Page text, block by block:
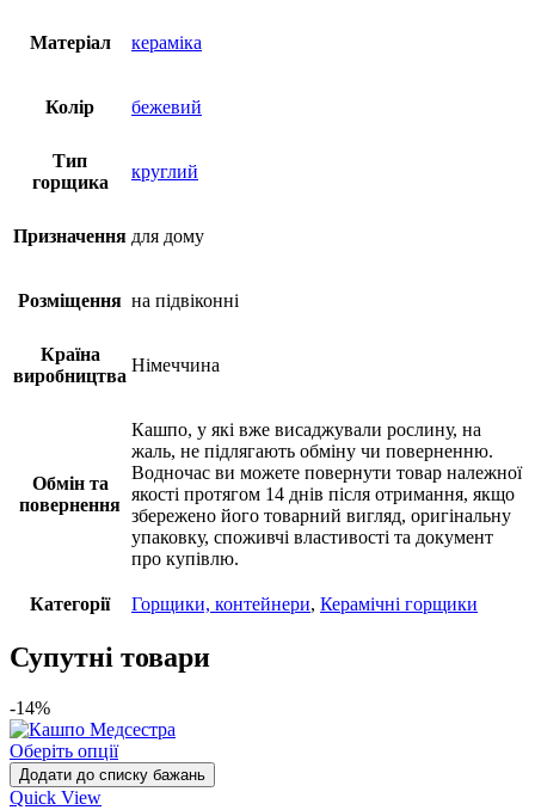
Матеріал кераміка
Колір бежевий
Тип
горщика
круглий
Призначення для дому
Розміщення на підвіконні
Країна
виробництва
Німеччина
Обмін та
повернення
Кашпо, у які вже висаджували рослину, на
жаль, не підлягають обміну чи поверненню.
Водночас ви можете повернути товар належної
якості протягом 14 днів після отримання, якщо
збережено його товарний вигляд, оригінальну
упаковку, споживчі властивості та документ
про купівлю.
Категорії Горщики, контейнери, Керамічні горщики
Супутні товари
-14%
Оберіть опції
Додати до списку бажань
Quick View